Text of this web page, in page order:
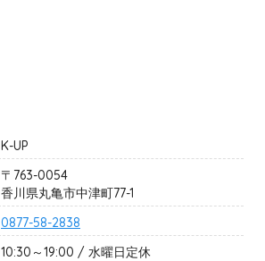
K-UP
〒763-0054
香川県丸亀市中津町77-1
0877-58-2838
10:30～19:00 / 水曜日定休